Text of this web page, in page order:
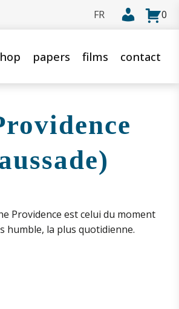
0
papers films contact
Providence est celui du moment
humble, la plus quotidienne.